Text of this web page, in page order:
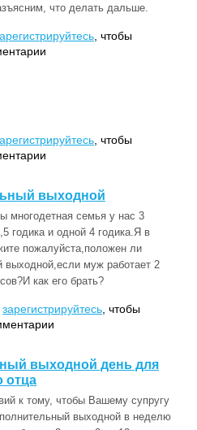
что делать дальше.
, чтобы
, чтобы
выходной
многодетная семья у нас 3
годика и одной 4 годика.Я в
пожалуйста,положен ли
выходной,если муж работает 2
как его брать?
зарегистрируйтесь , чтобы
выходной день для
отца
к тому, чтобы Вашему супругу
выходной в неделю